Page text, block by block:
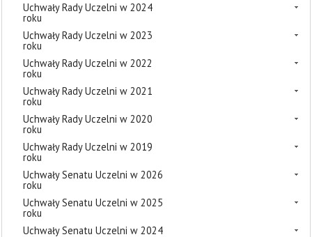
Uchwały Rady Uczelni w 2024
roku
Uchwały Rady Uczelni w 2023
roku
Uchwały Rady Uczelni w 2022
roku
Uchwały Rady Uczelni w 2021
roku
Uchwały Rady Uczelni w 2020
roku
Uchwały Rady Uczelni w 2019
roku
Uchwały Senatu Uczelni w 2026
roku
Uchwały Senatu Uczelni w 2025
roku
Uchwały Senatu Uczelni w 2024